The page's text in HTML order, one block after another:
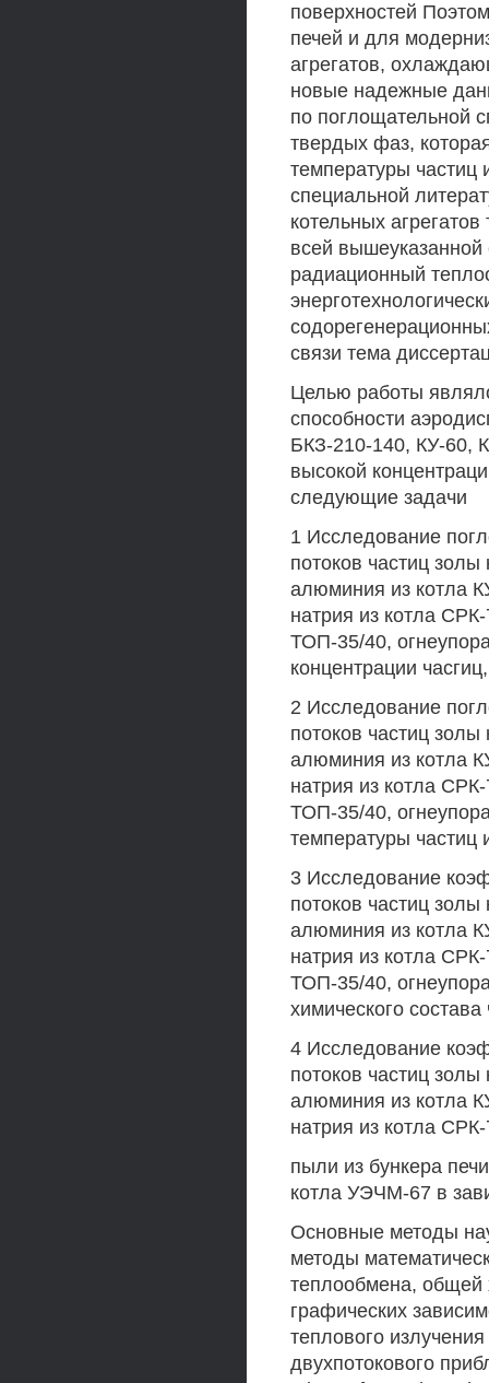
поверхностей
печей и для
агрегатов,
новые надежные
по поглощательной
твердых фаз,
температуры частиц
специальной
котельных
всей
радиационный
связи тема
Целью работы
способности
БКЗ-210-140, КУ-60,
высокой
следующие задачи
1 Исследование
потоков частиц золы
алюминия из котла
натрия из котла
ТОП-35/40,
концентрации часгиц,
2 Исследование
потоков частиц золы
алюминия из котла
натрия из котла
ТОП-35/40,
температуры частиц
3 Исследование
потоков частиц золы
алюминия из котла
натрия из котла
ТОП-35/40,
химического состава
4 Исследование
потоков частиц золы
алюминия из котла
натрия из котла
пыли из бункера
котла УЭЧМ-67 в
Основные методы
методы
теплообмена, общей
графических
теплового
двухпотокового